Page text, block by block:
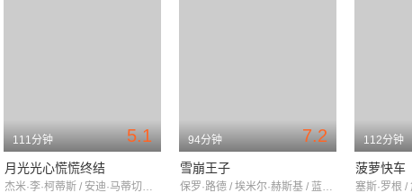
5.1
111分钟
月光光心慌慌终结
杰米·李·柯蒂斯 / 安迪·马蒂切克 / 詹姆斯·裘德·柯特尼
7.2
94分钟
雪崩王子
保罗·路德 / 埃米尔·赫斯基 / 蓝斯·勒高勒
112分钟
菠萝快车